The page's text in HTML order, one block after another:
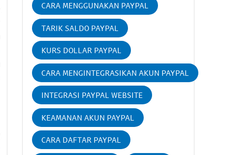
CARA MENGGUNAKAN PAYPAL
TARIK SALDO PAYPAL
KURS DOLLAR PAYPAL
CARA MENGINTEGRASIKAN AKUN PAYPAL
INTEGRASI PAYPAL WEBSITE
KEAMANAN AKUN PAYPAL
CARA DAFTAR PAYPAL